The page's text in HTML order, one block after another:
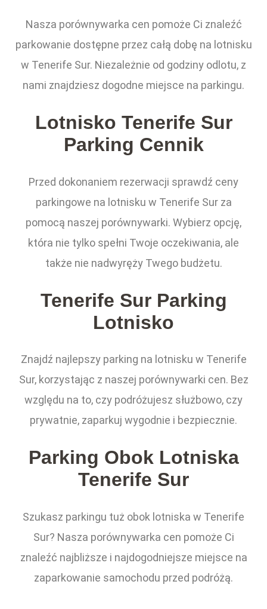
Nasza porównywarka cen pomoże Ci znaleźć
parkowanie dostępne przez całą dobę na lotnisku
w Tenerife Sur. Niezależnie od godziny odlotu, z
nami znajdziesz dogodne miejsce na parkingu.
Lotnisko Tenerife Sur
Parking Cennik
Przed dokonaniem rezerwacji sprawdź ceny
parkingowe na lotnisku w Tenerife Sur za
pomocą naszej porównywarki. Wybierz opcję,
która nie tylko spełni Twoje oczekiwania, ale
także nie nadwyręży Twego budżetu.
Tenerife Sur Parking
Lotnisko
Znajdź najlepszy parking na lotnisku w Tenerife
Sur, korzystając z naszej porównywarki cen. Bez
względu na to, czy podróżujesz służbowo, czy
prywatnie, zaparkuj wygodnie i bezpiecznie.
Parking Obok Lotniska
Tenerife Sur
Szukasz parkingu tuż obok lotniska w Tenerife
Sur? Nasza porównywarka cen pomoże Ci
znaleźć najbliższe i najdogodniejsze miejsce na
zaparkowanie samochodu przed podróżą.